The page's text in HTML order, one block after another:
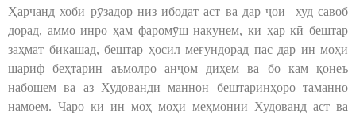
Ҳарчанд хоби рӯзадор низ ибодат аст ва дар ҷои худ савоб
дорад, аммо инро ҳам фаромӯш накунем, ки ҳар кӣ бештар
заҳмат бикашад, бештар ҳосил меғундорад пас дар ин моҳи
шариф беҳтарин аъмолро анҷом диҳем ва бо кам қонеъ
набошем ва аз Худованди маннон бештаринҳоро таманно
намоем. Чаро ки ин моҳ моҳи меҳмонии Худованд аст ва